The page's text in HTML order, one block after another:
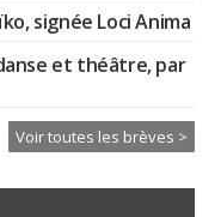
signée Loci Anima
et théâtre, par
Voir toutes les brèves >